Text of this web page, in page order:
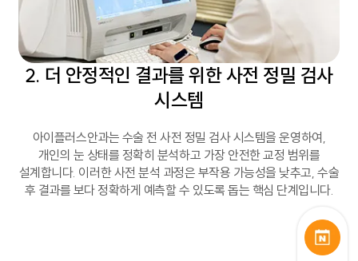
2. 더 안정적인 결과를 위한 사전 정밀 검사
시스템
아이플러스안과는 수술 전 사전 정밀 검사 시스템을 운영하여,
개인의 눈 상태를 정확히 분석하고 가장 안전한 교정 범위를
설계합니다. 이러한 사전 분석 과정은 부작용 가능성을 낮추고, 수술
후 결과를 보다 정확하게 예측할 수 있도록 돕는 핵심 단계입니다.